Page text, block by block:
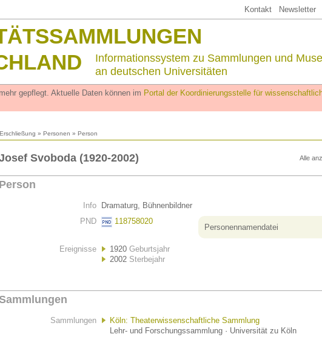
Kontakt Newsletter
Informationssystem zu Sammlungen und
an deutschen Universitäten
gepflegt. Aktuelle Daten können im Portal der Koordinierungsstelle für
Erschließung » Personen » Person
Alle
Svoboda (1920-2002)
Person
Info
Dramaturg, Bühnenbildner
PND
118758020
Personennamendatei
Ereignisse 1920 Geburtsjahr
2002 Sterbejahr
Sammlungen
Sammlungen
Köln: Theaterwissenschaftliche Sammlung
Lehr- und Forschungssammlung · Universität zu Köln